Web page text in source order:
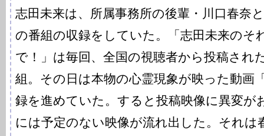
志田未来は、所属事務所の後輩・川口春奈
の番組の収録をしていた。「志田未来のそ
で！」は毎回、全国の視聴者から投稿され
組。その日は本物の心霊現象が映った動画
録を進めていた。すると投稿映像に異変が
には予定のない映像が流れ出した。それは